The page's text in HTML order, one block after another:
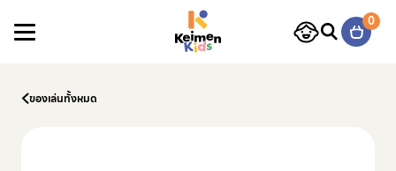
0
ของเล่นทั้งหมด